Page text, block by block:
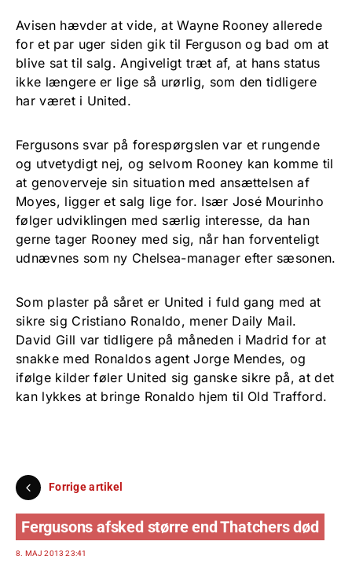
Avisen hævder at vide, at Wayne Rooney allerede
for et par uger siden gik til Ferguson og bad om at
blive sat til salg. Angiveligt træt af, at hans status
ikke længere er lige så urørlig, som den tidligere
har været i United.
Fergusons svar på forespørgslen var et rungende
og utvetydigt nej, og selvom Rooney kan komme til
at genoverveje sin situation med ansættelsen af
Moyes, ligger et salg lige for. Især José Mourinho
følger udviklingen med særlig interesse, da han
gerne tager Rooney med sig, når han forventeligt
udnævnes som ny Chelsea-manager efter sæsonen.
Som plaster på såret er United i fuld gang med at
sikre sig Cristiano Ronaldo, mener Daily Mail.
David Gill var tidligere på måneden i Madrid for at
snakke med Ronaldos agent Jorge Mendes, og
ifølge kilder føler United sig ganske sikre på, at det
kan lykkes at bringe Ronaldo hjem til Old Trafford.
Forrige artikel
Fergusons afsked større end Thatchers død
8. MAJ 2013 23:41